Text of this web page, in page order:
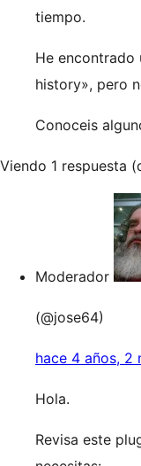
tiempo.
He encontrado
history», pero
Conoceis
Viendo 1 respuesta
Moderador
(@jose64)
hace 4 años, 2
Hola.
Revisa este